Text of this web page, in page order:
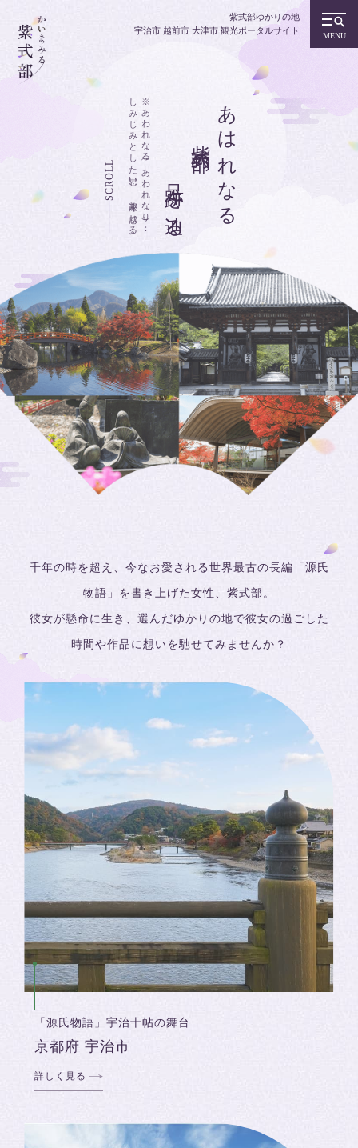
紫式部ゆかりの地
宇治市 越前市 大津市 観光ポータルサイト
あはれなる
紫式部の
足跡を辿る
※あわれなる(あわれなり)：
しみじみとした思い、 趣深く感じる。
SCROLL
千年の時を超え、今なお愛される世界最古の長編「源氏
物語」を書き上げた女性、紫式部。
彼女が懸命に生き、選んだゆかりの地で彼女の過ごした
時間や作品に想いを馳せてみませんか？
「源氏物語」宇治十帖の舞台
京都府 宇治市
詳しく見る